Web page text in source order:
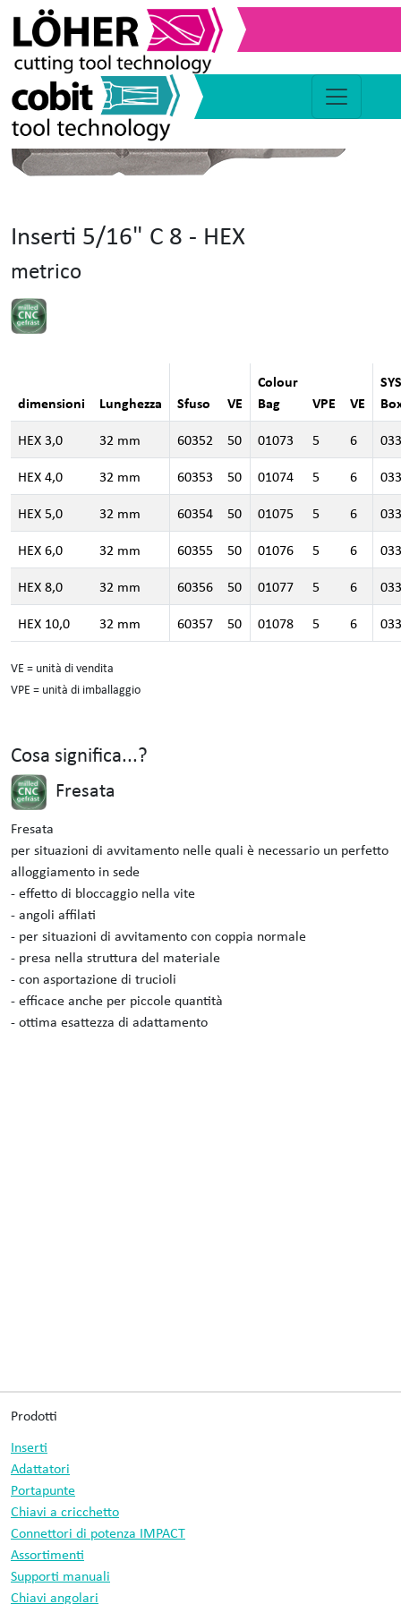
Inserti 5/16" C 8 - HEX
metrico
dimensioni Lunghezza Sfuso VE
Colour
Bag
VPE VE
SYS
HEX 3,0
32 mm 60352 50 01073 5 6
HEX 4,0
32 mm 60353 50 01074 5 6
HEX 5,0
32 mm 60354 50 01075 5 6
HEX 6,0
32 mm 60355 50 01076 5 6
HEX 8,0
32 mm 60356 50 01077 5 6
HEX 10,0
32 mm 60357 50 01078 5 6
VE = unità di vendita
VPE = unità di imballaggio
Cosa significa...?
Fresata
Fresata
per situazioni di avvitamento nelle quali è necessario un perfetto
alloggiamento in sede
- effetto di bloccaggio nella vite
- angoli affilati
- per situazioni di avvitamento con coppia normale
- presa nella struttura del materiale
- con asportazione di trucioli
- efficace anche per piccole quantità
- ottima esattezza di adattamento
Prodotti
Inserti
Adattatori
Portapunte
Chiavi a cricchetto
Connettori di potenza IMPACT
Assortimenti
Supporti manuali
Chiavi angolari